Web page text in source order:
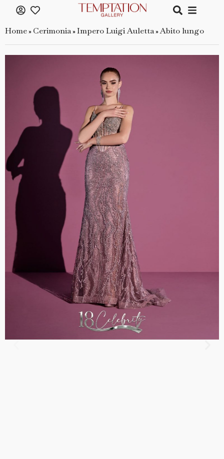
Home» Cerimonia» Impero Luigi Auletta»Abito lungo